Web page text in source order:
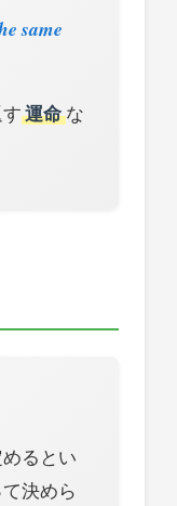
same
運命な
るとい
決めら